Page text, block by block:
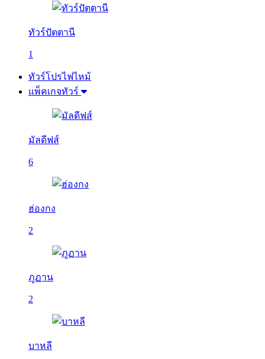
ทัวร์ปัตตานี
1
ทัวร์โปรไฟไหม้
แพ็คเกจทัวร์
มัลดีฟส์
6
ฮ่องกง
2
ภูฏาน
2
บาหลี